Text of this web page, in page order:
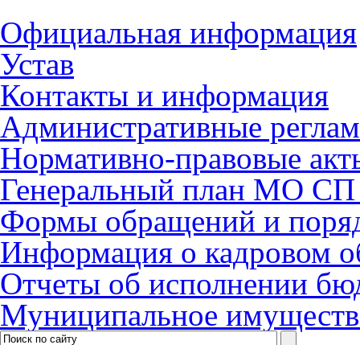
Официальная информация
Устав
Контакты и информация
Административные
Нормативно-правовые
Генеральный план МО СП
Формы обращений и
Информация о кадровом
Отчеты об исполнении
Муниципальное